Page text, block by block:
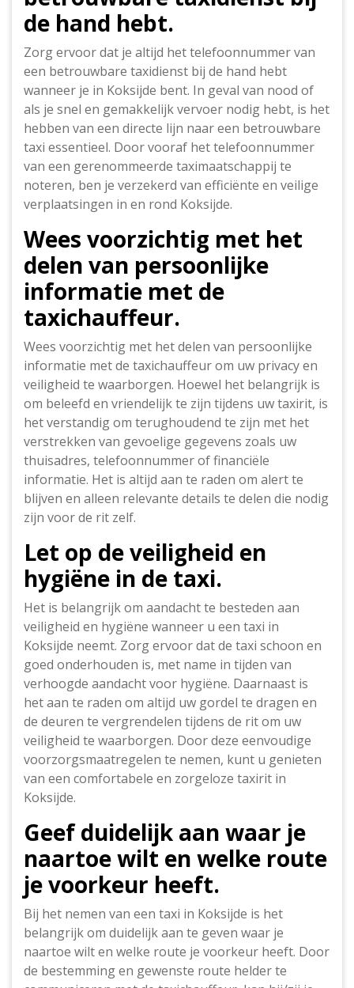
de hand hebt.
Zorg ervoor dat je altijd het telefoonnummer van
een betrouwbare taxidienst bij de hand hebt
wanneer je in Koksijde bent. In geval van nood of
als je snel en gemakkelijk vervoer nodig hebt, is het
hebben van een directe lijn naar een betrouwbare
taxi essentieel. Door vooraf het telefoonnummer
van een gerenommeerde taximaatschappij te
noteren, ben je verzekerd van efficiënte en veilige
verplaatsingen in en rond Koksijde.
Wees voorzichtig met het
delen van persoonlijke
informatie met de
taxichauffeur.
Wees voorzichtig met het delen van persoonlijke
informatie met de taxichauffeur om uw privacy en
veiligheid te waarborgen. Hoewel het belangrijk is
om beleefd en vriendelijk te zijn tijdens uw taxirit, is
het verstandig om terughoudend te zijn met het
verstrekken van gevoelige gegevens zoals uw
thuisadres, telefoonnummer of financiële
informatie. Het is altijd aan te raden om alert te
blijven en alleen relevante details te delen die nodig
zijn voor de rit zelf.
Let op de veiligheid en
hygiëne in de taxi.
Het is belangrijk om aandacht te besteden aan
veiligheid en hygiëne wanneer u een taxi in
Koksijde neemt. Zorg ervoor dat de taxi schoon en
goed onderhouden is, met name in tijden van
verhoogde aandacht voor hygiëne. Daarnaast is
het aan te raden om altijd uw gordel te dragen en
de deuren te vergrendelen tijdens de rit om uw
veiligheid te waarborgen. Door deze eenvoudige
voorzorgsmaatregelen te nemen, kunt u genieten
van een comfortabele en zorgeloze taxirit in
Koksijde.
Geef duidelijk aan waar je
naartoe wilt en welke route
je voorkeur heeft.
Bij het nemen van een taxi in Koksijde is het
belangrijk om duidelijk aan te geven waar je
naartoe wilt en welke route je voorkeur heeft. Door
de bestemming en gewenste route helder te